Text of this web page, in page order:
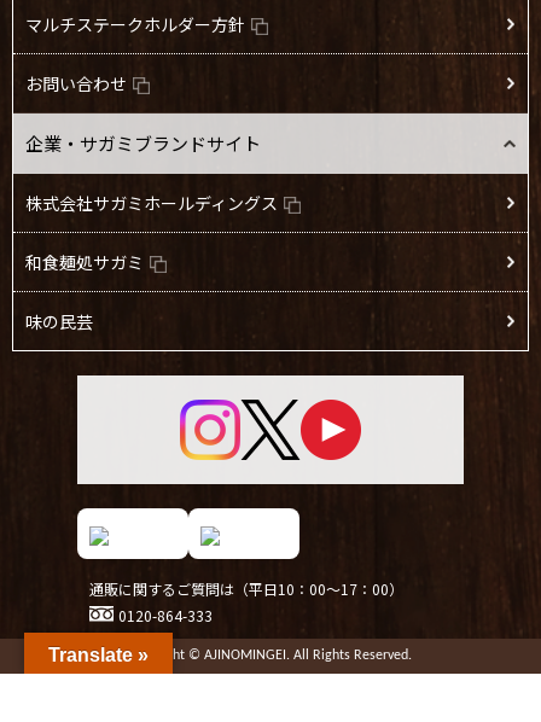
マルチステークホルダー方針
お問い合わせ
企業・サガミブランドサイト
株式会社サガミホールディングス
和食麺処サガミ
味の民芸
通販に関するご質問は（平日10：00～17：00）
0120-864-333
Copyright © AJINOMINGEI. All Rights Reserved.
Translate »